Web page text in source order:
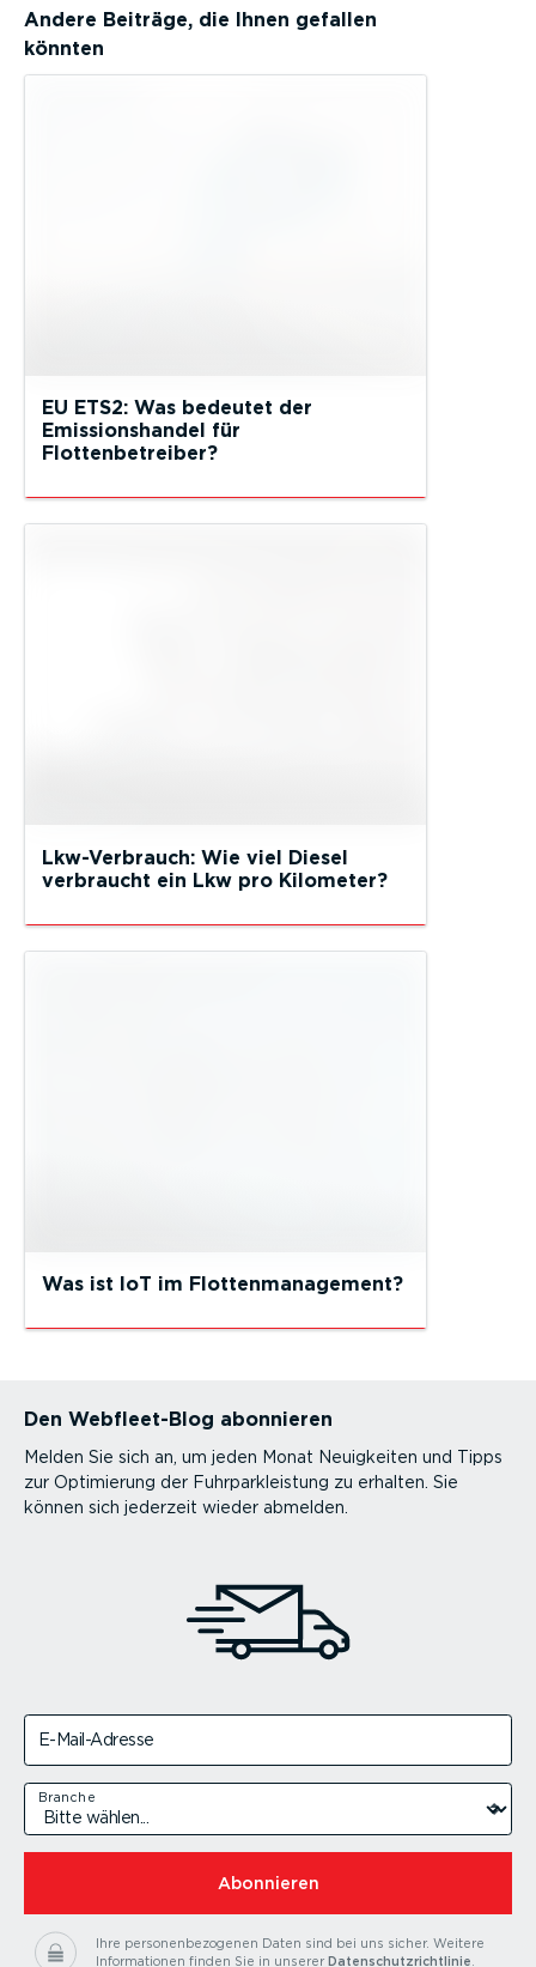
Andere Beiträge, die Ihnen gefallen
könnten
EU ETS2: Was bedeutet der
Emissionshandel für
Flottenbetreiber?
Lkw-Verbrauch: Wie viel Diesel
verbraucht ein Lkw pro Kilometer?
Was ist IoT im Flottenmanagement?
Den Webfleet-Blog abonnieren
Melden Sie sich an, um jeden Monat Neuigkeiten und Tipps
zur Optimierung der Fuhrparkleistung zu erhalten. Sie
können sich jederzeit wieder abmelden.
E-Mail-Adresse
Branche
Abonnieren
Ihre personenbezogenen Daten sind bei uns sicher. Weitere
Informationen finden Sie in unserer Datenschutzrichtlinie.